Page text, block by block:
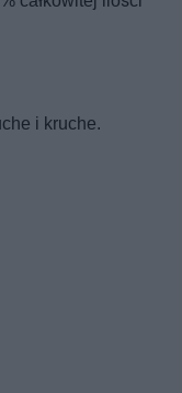
i kruche.